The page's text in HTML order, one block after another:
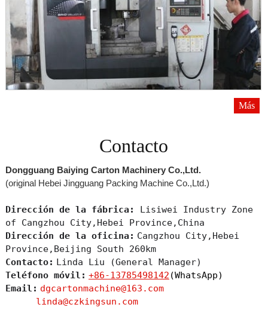
Más
Contacto
Dongguang Baiying Carton Machinery Co.,Ltd.
(original Hebei Jingguang Packing Machine Co.,Ltd.)
Dirección de la fábrica:
Lisiwei Industry Zone
of Cangzhou City,Hebei Province,China
Dirección de la oficina: Cangzhou City,Hebei
Province,Beijing South 260km
Contacto: Linda Liu (General Manager)
Teléfono móvil: +86-13785498142 (WhatsApp)
Email: dgcartonmachine@163.com
linda@czkingsun.com